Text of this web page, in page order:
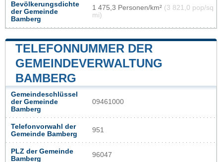
Bevölkerungsdichte
der Gemeinde
Bamberg
1 475,3 Personen/km² (3 821,0 pop/sq
mi)
TELEFONNUMMER DER
GEMEINDEVERWALTUNG
BAMBERG
Gemeindeschlüssel
der Gemeinde
Bamberg
09461000
Telefonvorwahl der
Gemeinde Bamberg
951
PLZ der Gemeinde
Bamberg
96047